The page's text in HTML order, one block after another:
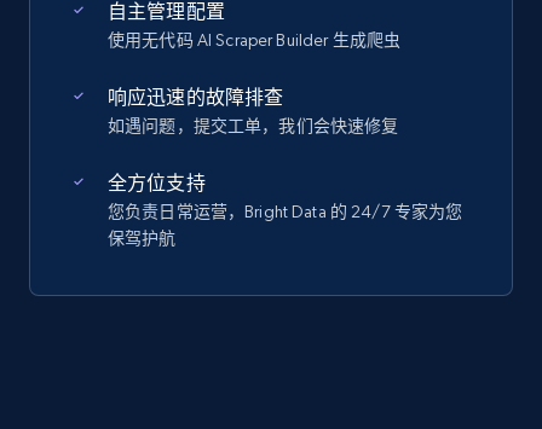
自主管理配置
使用无代码 AI Scraper Builder 生成爬虫
响应迅速的故障排查
如遇问题，提交工单，我们会快速修复
全方位支持
您负责日常运营，Bright Data 的 24/7 专家为您
保驾护航